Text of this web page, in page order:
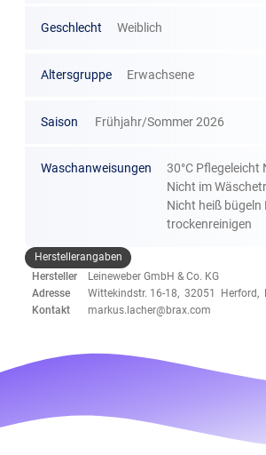
Geschlecht Weiblich
Altersgruppe Erwachsene
Saison Frühjahr/Sommer 2026
Waschanweisungen
30°C Pflegeleicht
Nicht im
Nicht heiß bügeln
trockenreinigen
Herstellerangaben
Hersteller
Leineweber GmbH & Co. KG
Adresse
Wittekindstr. 16-18, 32051 Herford,
Kontakt
markus.lacher@brax.com